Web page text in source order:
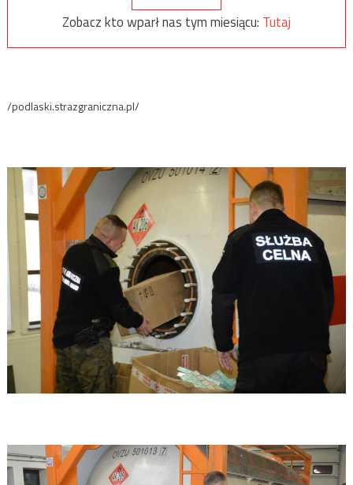
Zobacz kto wparł nas tym miesiącu: Tutaj
/podlaski.strazgraniczna.pl/